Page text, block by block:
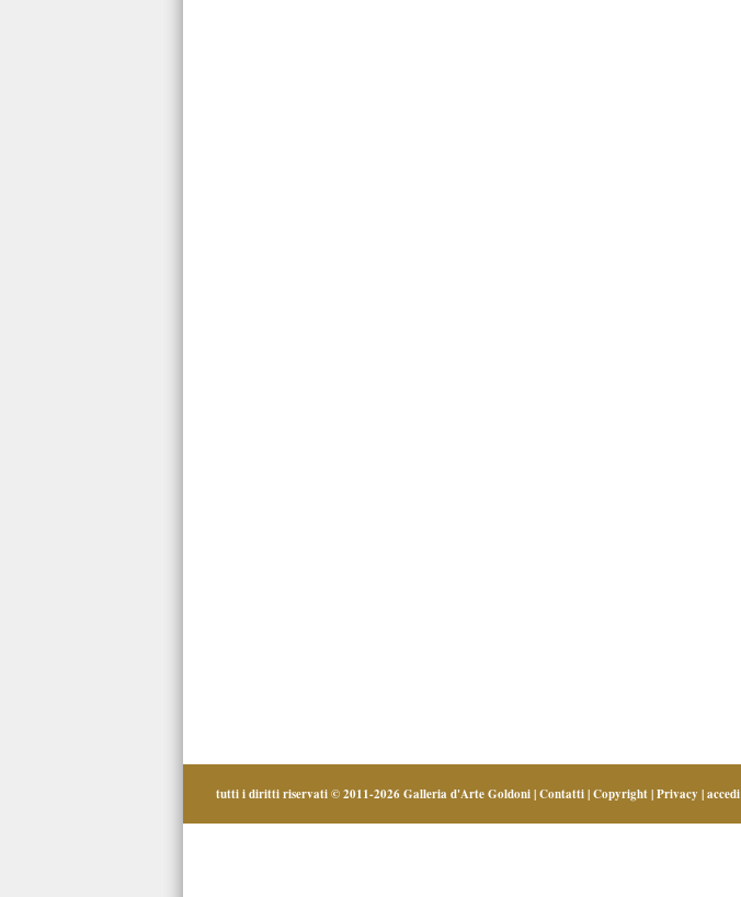
tutti i diritti riservati © 2011-2026Galleria d'Arte Goldoni|Contatti|Copyright|Privacy |accedi